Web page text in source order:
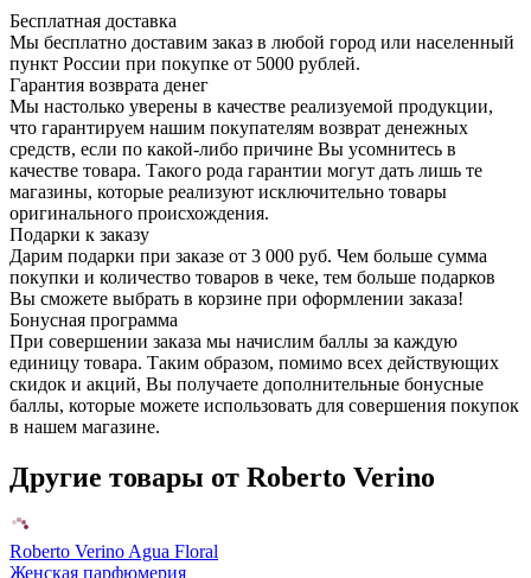
Бесплатная доставка
Мы бесплатно доставим заказ в любой город или населенный
пункт России при покупке от 5000 рублей.
Гарантия возврата денег
Мы настолько уверены в качестве реализуемой продукции,
что гарантируем нашим покупателям возврат денежных
средств, если по какой-либо причине Вы усомнитесь в
качестве товара. Такого рода гарантии могут дать лишь те
магазины, которые реализуют исключительно товары
оригинального происхождения.
Подарки к заказу
Дарим подарки при заказе от 3 000 руб. Чем больше сумма
покупки и количество товаров в чеке, тем больше подарков
Вы сможете выбрать в корзине при оформлении заказа!
Бонусная программа
При совершении заказа мы начислим баллы за каждую
единицу товара. Таким образом, помимо всех действующих
скидок и акций, Вы получаете дополнительные бонусные
баллы, которые можете использовать для совершения покупок
в нашем магазине.
Другие товары от Roberto Verino
Roberto Verino Agua Floral
Женская парфюмерия